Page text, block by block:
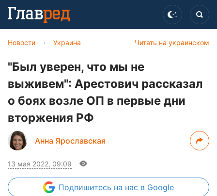
Читать на украинском
Новости › Украина
"Был уверен, что мы не
выживем": Арестович рассказал
о боях возле ОП в первые дни
вторжения РФ
Анна Ярославская
13 мая 2022, 09:09
Подпишитесь на нас в Google